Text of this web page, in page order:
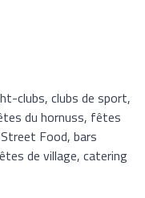
clubs, clubs de sport,
du hornuss, fêtes
Food, bars
de village, catering